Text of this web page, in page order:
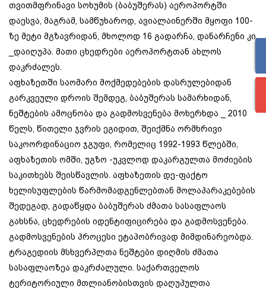
თვითმფრინავი სოხუმის (ბაბუშერას) აეროპორტში
დაესვა, მაგრამ, სამწუხაროდ, ავიალაინერში მყოფი 100-
ზე მეტი მგზავრიდან, მხოლოდ 16 გადარჩა, დანარჩენი კი
_დაიღუპა. მათი ცხედრები აეროპორტთან ახლოს
დაკრძალეს.
აფხაზეთში საომარი მოქმედებების დასრულებიდან
გარკვეული დროის შემდეგ, ბაბუშერას სამარხიდან,
ნეშტების ამოცნობა და გადმოსვენება მოხერხდა _ 2010
წელს, წითელი ჯვრის ეგიდით, შეიქმნა ორმხრივი
საკოორდინაციო ჯგუფი, რომელიც 1992-1993 წლებში,
აფხაზეთის ომში, უგზო -უკვლოდ დაკარგულთა მოძიების
საკითხებს შეისწავლის. აფხაზეთის დე-ფაქტო
ხელისუფლების წარმომადგენლებთან მოლაპარაკებების
შედეგად, გადაწყდა ბაბუშერას ძმათა სასაფლაოს
გახსნა, ცხედრების იდენტიფიცირება და გადმოსვენება.
გადმოსვენების პროცესი ეტაპობრივად მიმდინარეობდა.
ტრაგედიის მსხვერპლთა ნეშტები დიღმის ძმათა
სასაფლაოზეა დაკრძალული. საქართველოს
ტერიტორიული მთლიანობისთვის დაღუპულთა